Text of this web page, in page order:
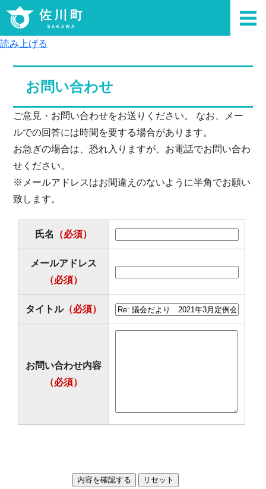
読み上げる
お問い合わせ
ご意見・お問い合わせをお送りください。 なお、メー
ルでの回答には時間を要する場合があります。
お急ぎの場合は、恐れ入りますが、お電話でお問い合わ
せください。
※メールアドレスはお間違えのないように半角でお願い
致します。
氏名 （必須）
メールアドレス
（必須）
タイトル（必須）
お問い合わせ内容
（必須）